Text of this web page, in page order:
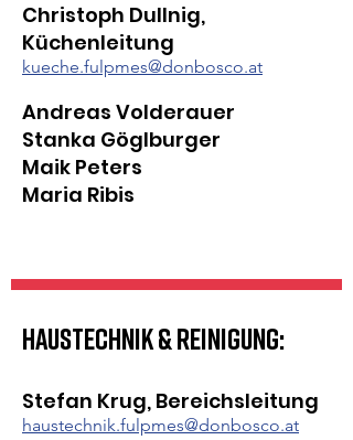
Christoph Dullnig,
Küchenleitung
kueche.fulpmes@donbosco.at
Andreas Volderauer
Stanka Göglburger
Maik Peters
Maria Ribis
Haustechnik & Reinigung:
Stefan Krug, Bereichsleitung
haustechnik.fulpmes@donbosco.at